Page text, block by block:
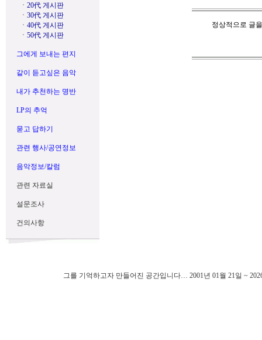
ㆍ 20代 게시판
ㆍ 30代 게시판
ㆍ 40代 게시판
ㆍ 50代 게시판
그에게 보내는 편지
같이 듣고싶은 음악
내가 추천하는 명반
LP의 추억
묻고 답하기
관련 행사/공연정보
음악정보/칼럼
관련 자료실
설문조사
건의사항
정상적으로 글
그를 기억하고자 만들어진 공간입니다… 2001년 01월 21일 ~